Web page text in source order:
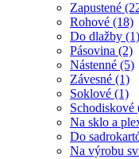
Zapustené
Rohové (18)
Do dlažby (1)
Pásovina (2)
Nástenné (5)
Závesné (1)
Soklové (1)
Schodiskové
Na sklo a
Do
Na výrobu